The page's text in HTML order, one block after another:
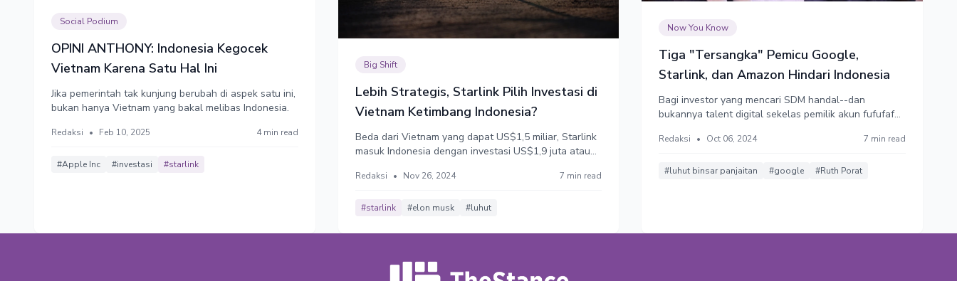
Social Podium
OPINI ANTHONY: Indonesia Kegocek
Vietnam Karena Satu Hal Ini
Jika pemerintah tak kunjung berubah di aspek satu ini,
bukan hanya Vietnam yang bakal melibas Indonesia.
Redaksi • Feb 10, 2025 4 min read
#Apple Inc #investasi #starlink
Big Shift
Lebih Strategis, Starlink Pilih Investasi di
Vietnam Ketimbang Indonesia?
Beda dari Vietnam yang dapat US$1,5 miliar, Starlink
masuk Indonesia dengan investasi US$1,9 juta atau
Redaksi • Nov 26, 2024 7 min read
#starlink #elon musk #luhut
Now You Know
Tiga "Tersangka" Pemicu Google,
Starlink, dan Amazon Hindari Indonesia
Bagi investor yang mencari SDM handal--dan
bukannya talent digital sekelas pemilik akun fufufafa,
Redaksi • Oct 06, 2024 7 min read
#luhut binsar panjaitan #google #Ruth Porat